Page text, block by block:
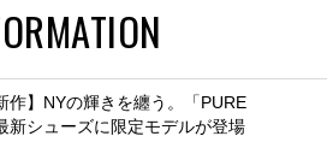
作】NYの輝きを纏う。「PURE
新シューズに限定モデルが登場